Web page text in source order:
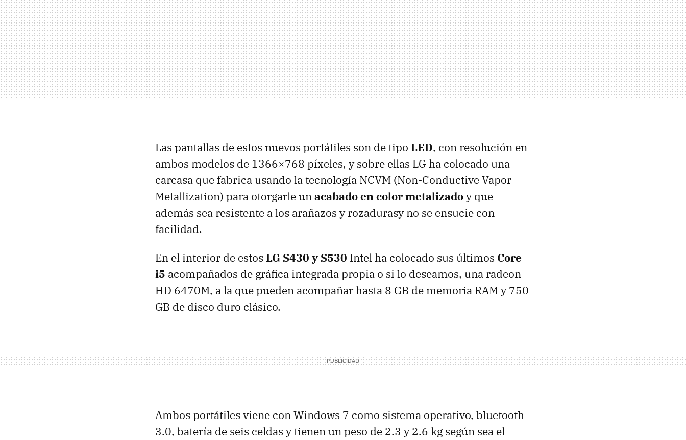
Las pantallas de estos nuevos portátiles son de tipo LED, con resolución en
ambos modelos de 1366×768 píxeles, y sobre ellas LG ha colocado una
carcasa que fabrica usando la tecnología NCVM (Non-Conductive Vapor
Metallization) para otorgarle unacabado en color metalizadoy que
además sea resistente a los arañazos y rozadurasy no se ensucie con
facilidad.
En el interior de estos LG S430 y S530 Intel ha colocado sus últimos Core
i5 acompañados de gráfica integrada propia o si lo deseamos, una radeon
HD 6470M, a la que pueden acompañar hasta 8 GB de memoria RAMy 750
GB de disco duro clásico.
Ambos portátiles viene con Windows 7 como sistema operativo, bluetooth
3.0, batería de seis celdas y tienen un peso de 2.3 y 2.6 kg según sea el